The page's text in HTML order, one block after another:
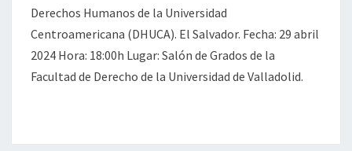
Derechos Humanos de la Universidad
Centroamericana (DHUCA). El Salvador. Fecha: 29 abril
2024 Hora: 18:00h Lugar: Salón de Grados de la
Facultad de Derecho de la Universidad de Valladolid.